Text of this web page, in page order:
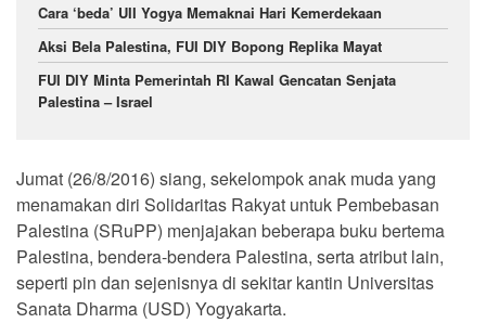
Cara ‘beda’ UII Yogya Memaknai Hari Kemerdekaan
Aksi Bela Palestina, FUI DIY Bopong Replika Mayat
FUI DIY Minta Pemerintah RI Kawal Gencatan Senjata
Palestina – Israel
Jumat (26/8/2016) siang, sekelompok anak muda yang
menamakan diri Solidaritas Rakyat untuk Pembebasan
Palestina (SRuPP) menjajakan beberapa buku bertema
Palestina, bendera-bendera Palestina, serta atribut lain,
seperti pin dan sejenisnya di sekitar kantin Universitas
Sanata Dharma (USD) Yogyakarta.